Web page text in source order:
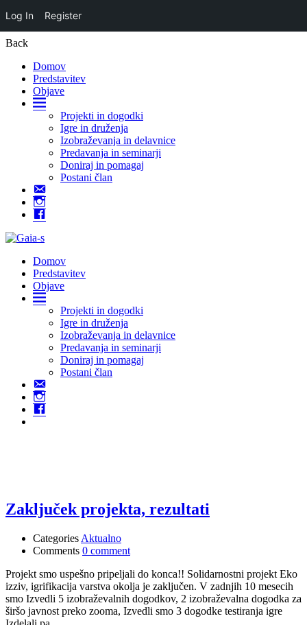
Log In Register
Back
Domov
Predstavitev
Objave
Domov
Projekti in dogodki
Igre in druženja
Izobraževanja in delavnice
Predavanja in seminarji
Doniraj in pomagaj
Postani član
Kontakt
Domov
Predstavitev
Objave
Domov
Projekti in dogodki
Igre in druženja
Izobraževanja in delavnice
Predavanja in seminarji
Doniraj in pomagaj
Postani član
Kontakt
Zaključek projekta, rezultati
Categories Aktualno
Comments 0 comment
Projekt smo uspešno pripeljali do konca!! Solidarnostni projekt Eko
izziv, igrifikacija varstva okolja je zaključen. V zadnjih 10 mesecih
smo Izvedli 5 izobraževalnih dogodkov, 2 izobraževalna dogodka za
širšo javnost preko zooma, Izvedli smo 3 dogodke testiranja igre